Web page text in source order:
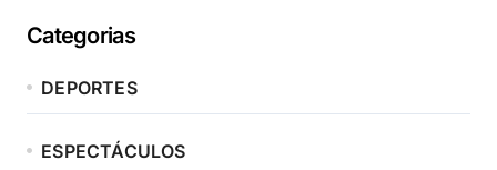
Categorias
DEPORTES
ESPECTÁCULOS